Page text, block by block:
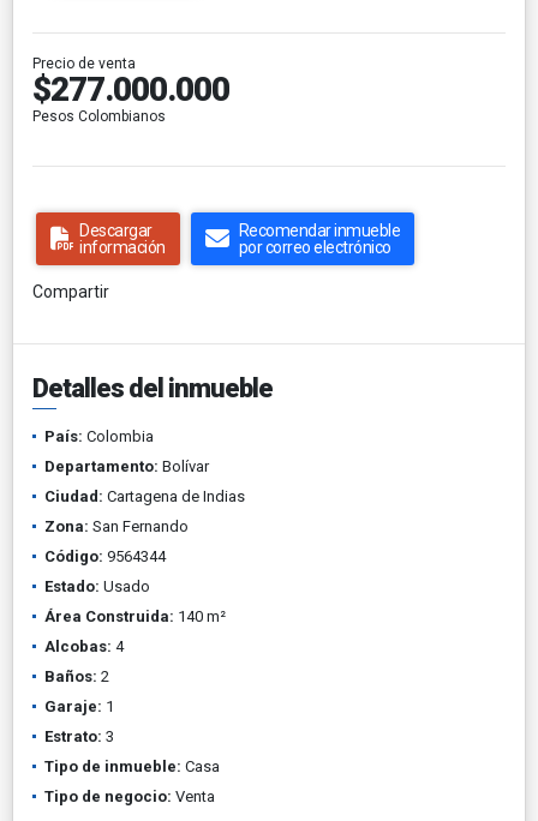
Precio de venta
$277.000.000
Pesos Colombianos
Descargar
información
Recomendar inmueble
por correo electrónico
Compartir
Detalles del inmueble
País: Colombia
Departamento: Bolívar
Ciudad: Cartagena de Indias
Zona: San Fernando
Código: 9564344
Estado: Usado
Área Construida: 140 m²
Alcobas: 4
Baños: 2
Garaje: 1
Estrato: 3
Tipo de inmueble: Casa
Tipo de negocio: Venta